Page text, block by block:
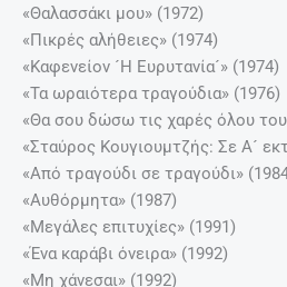
«Θαλασσάκι μου» (1972)
«Πικρές αλήθειες» (1974)
«Καφενείον ´Η Ευρυτανία´» (1974)
«Τα ωραιότερα τραγούδια» (1976)
«Θα σου δώσω τις χαρές όλου
«Σταύρος Κουγιουμτζής: Σε Α´
«Από τραγούδι σε τραγούδι»
«Αυθόρμητα» (1987)
«Μεγάλες επιτυχίες» (1991)
«Ένα καράβι όνειρα» (1992)
«Μη χάνεσαι» (1992)